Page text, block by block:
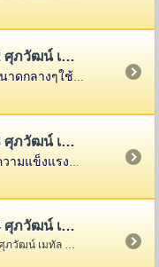
เมทัล จำกัด
กว้างขวางหลายงาน
เมทัล จำกัด
มแข็งแรงสูง
เมทัล จำกัด
ตะแกรงเหล็กฉีก XS54 บริษัท ศุภวัฒน์ เมทัล จำกัด